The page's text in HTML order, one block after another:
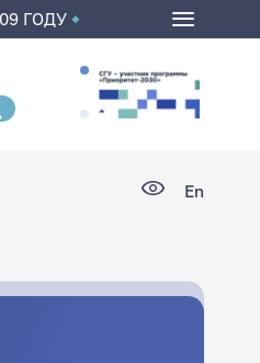
ГОДУ
En